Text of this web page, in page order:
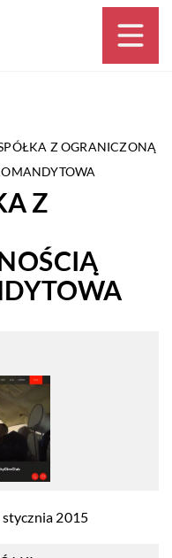
Z OGRANICZONĄ
Z
stycznia 2015